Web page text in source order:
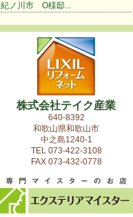
紀ノ川市 O様邸...
株式会社テイク産業
640-8392
和歌山県和歌山市
中之島1240-1
TEL 073-422-3108
FAX 073-432-0778